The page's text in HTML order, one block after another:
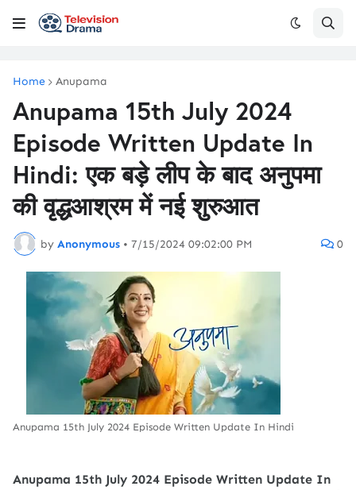
Home Anupama
Anupama 15th July 2024
Episode Written Update In
Hindi: एक बड़े लीप के बाद अनुपमा
की वृद्धआश्रम में नई शुरुआत
by Anonymous • 7/15/2024 09:02:00 PM 0
Anupama 15th July 2024 Episode Written Update In Hindi
Anupama 15th July 2024 Episode Written Update In